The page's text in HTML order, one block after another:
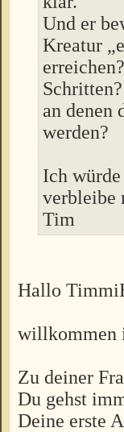
Und er
Kreatur
an denen
werden?
Ich
verbleibe
Tim
Hallo
willkommen
Zu deiner
Du gehst
Deine erste